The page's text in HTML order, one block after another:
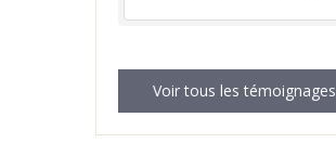
Voir tous les témoignages